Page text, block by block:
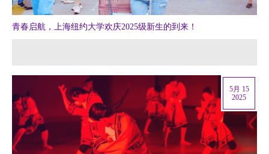
青春启航，上海纽约大学欢庆2025级新生的到来！
5月 15
2025